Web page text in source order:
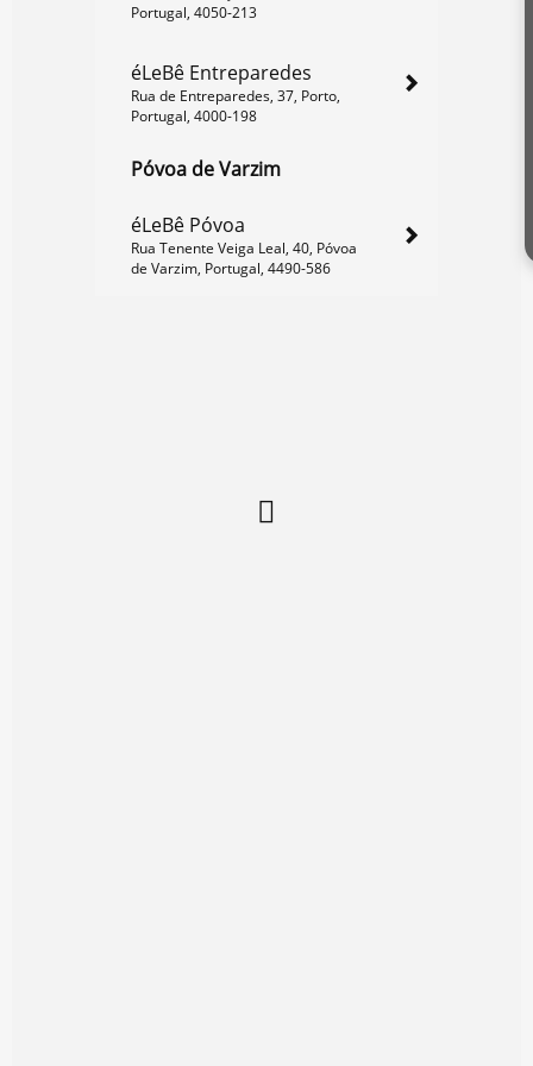
Portugal, 4050-213
éLeBê Entreparedes
Rua de Entreparedes, 37, Porto,
Portugal, 4000-198
Póvoa de Varzim
éLeBê Póvoa
Rua Tenente Veiga Leal, 40, Póvoa
de Varzim, Portugal, 4490-586